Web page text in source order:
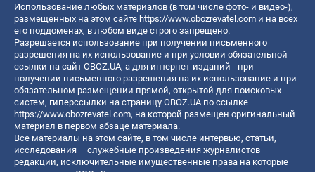
Использование любых материалов (в том числе фото- и видео-),
размещенных на этом сайте https://www.obozrevatel.com и на всех
его поддоменах, в любом виде строго запрещено.
Разрешается использование при получении письменного
разрешения на их использование и при условии обязательной
ссылки на сайт OBOZ.UA, а для интернет-изданий - при
получении письменного разрешения на их использование и при
обязательном размещении прямой, открытой для поисковых
систем, гиперссылки на страницу OBOZ.UA по ссылке
https://www.obozrevatel.com, на которой размещен оригинальный
материал в первом абзаце материала.
Все материалы на этом сайте, в том числе интервью, статьи,
исследования – служебные произведения журналистов
редакции, исключительные имущественные права на которые